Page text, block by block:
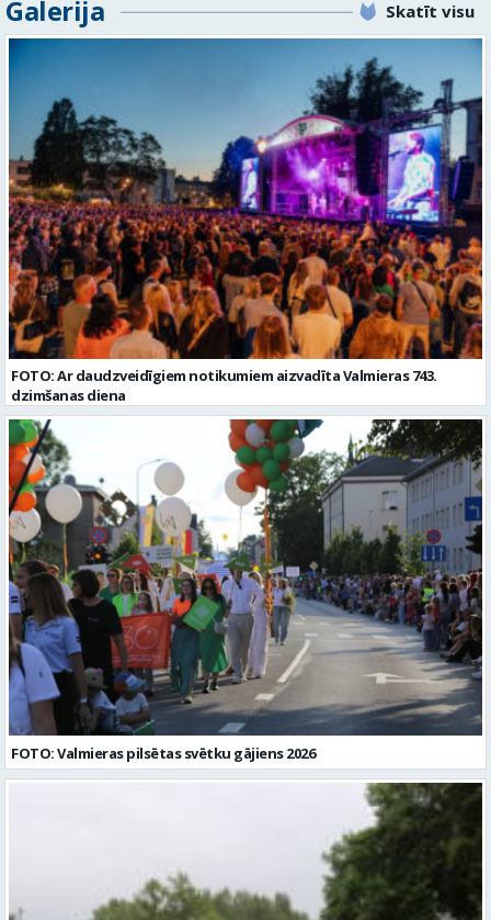
Darba veids: Darbinieka amats uz nenoteiktu laiku Slodze: Viena
vesela slodze Darbības joma: Pakalpojumi Pieteikto vietu skaits: 1
Līgums: Darbinieka amats uz nenoteiktu laiku Aktuāla līdz: 2026-08-
21 Kontaktpersona: CV ar norādi vakancei lūdzu sūtīt uz e-pastu
info@vtu-valmiera.lv vai iesniegt personīgi Izglītības līmenis:
Vispārējā vidējā izglītība
padarītā) - Vienmēr laikā izmaksātu algu - Profesionālus un
atbalstošus kolēģus Lūgums CV sūtīt uz e- pastu:
SAIŅOŠANAS OPERATORS Algas izmaksas veids: Laika darba alga
Darba vietas adrese: LATVIJA, Gravas iela 2, Kocēni, Kocēnu pag.,
Valmieras nov. Slodze: Viena vesela slodze Darbības joma: Ražošana
Pieteikto vietu skaits: 2 Aktuāla līdz: 2027-09-07 Darba sākšanas
datums: 2026-08-17 Kontaktpersona: Davids Pavlovs
Galerija Skatīt visu
FOTO: Ar daudzveidīgiem notikumiem aizvadīta Valmieras 743.
dzimšanas diena
FOTO: Valmieras pilsētas svētku gājiens 2026